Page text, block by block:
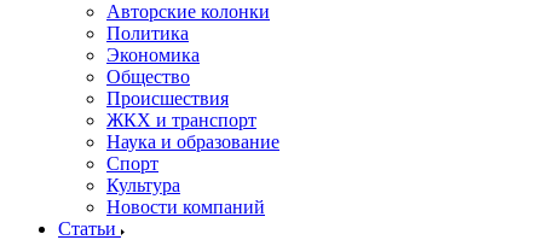
Авторские колонки
Политика
Экономика
Общество
Происшествия
ЖКХ и транспорт
Наука и образование
Спорт
Культура
Новости компаний
Статьи